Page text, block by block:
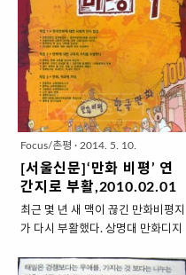
연재만화 페이지에서..
는 탁자 옆에서 캐주얼 차림의 한 작
가가 컴퓨터 앞에 앉아 마우스를 바
쁘게 놀리고 있었다. 네이버에 2년
째 연재 중인 만화 '싸우자 귀신
아'의 작가 임인스씨다. 현재 80여
편의 네이버 만화 중 조회 수가 4위
인 1억5000만클릭으로 기록될 정
도로 인기가 높다. 하지만 그의 작업
임 작가만 해도 별도의 작업공간을
마련할 형편이 못돼 선배인 임덕영
사장의 작업장을 임시로 빌려 쓰고
있다. [중략] 경기디지털콘텐츠진흥
션은 영화，게임 등 다른 콘텐츠의
Focus/촌평 · 2014. 5. 10.
[서울신문]‘만화 비평’ 연
간지로 부활,2010.02.01
최근 몇 년 새 맥이 끊긴 만화비평지
가 다시 부활했다. 상명대 만화디지
비평’ 창간호가 반가운 이유다. 한국